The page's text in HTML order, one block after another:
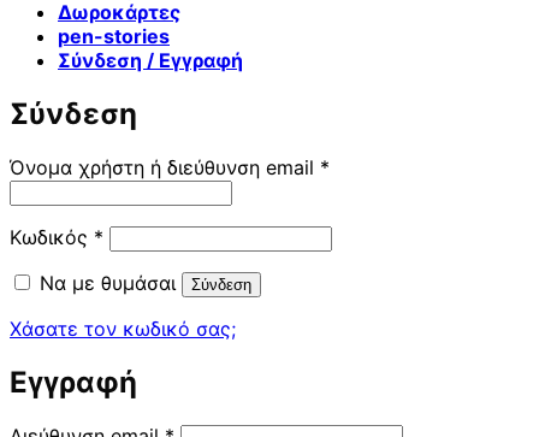
Δωροκάρτες
pen-stories
Σύνδεση / Εγγραφή
Σύνδεση
Όνομα χρήστη ή διεύθυνση email *
Κωδικός * Απαιτείται
Να με θυμάσαι
Σύνδεση
Χάσατε τον κωδικό σας;
Εγγραφή